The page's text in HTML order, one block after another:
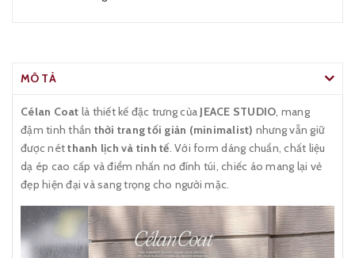
MÔ TẢ
Célan Coat là thiết kế đặc trưng của JEACE STUDIO, mang
đậm tinh thần thời trang tối giản (minimalist) nhưng vẫn giữ
được nétthanh lịch và tinh tế. Với form dáng chuẩn, chất liệu
dạ ép cao cấp và điểm nhấn nơ đính túi, chiếc áo mang lại vẻ
đẹp hiện đại và sang trọng cho người mặc.